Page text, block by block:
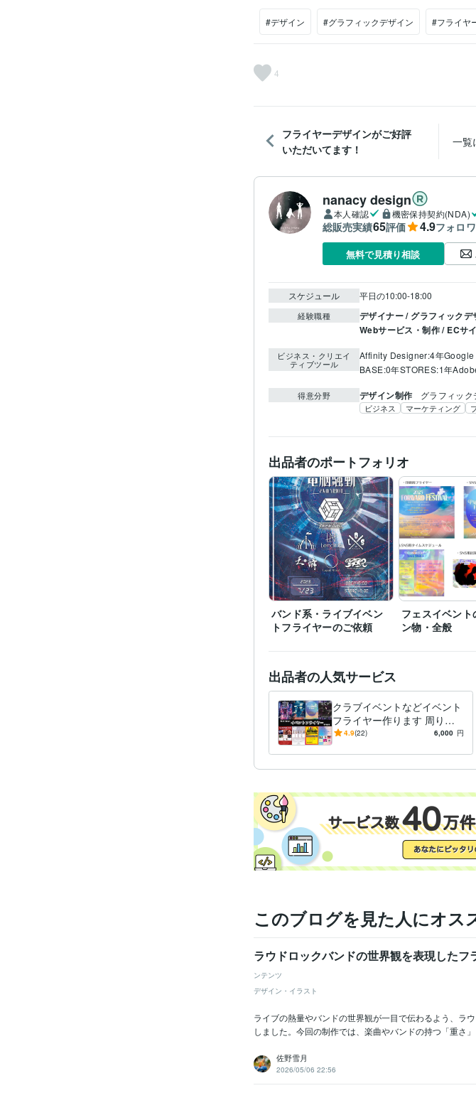
#デザイン #グラフィックデザイン #フライヤ
4
フライヤーデザインがご好評
いただいてます！
一覧
nanacy design
本人確認 機密保持契約(NDA)
総販売実績65評価 4.9フォロ
無料で見積り相談
スケジュール 平日の10:00-18:00
経験職種 デザイナー / グラフィックデ
Webサービス・制作 / ECサ
ビジネス・クリエイ
ティブツール
Affinity Designer:4年Google
BASE:0年STORES:1年
得意分野 デザイン制作 グラフィッ
ビジネス マーケティング
出品者のポートフォリオ
バンド系・ライブイベン
トフライヤーのご依頼
フェスイベント
ン物・全般
出品者の人気サービス
クラブイベントなどイベント
フライヤー作ります 周りと
差の付く、トレンド感のある
4.9(22) 6,000 円
このブログを見た人にオス
ラウドロックバンドの世界観を表現したフ
ンテンツ
デザイン・イラスト
ライブの熱量やバンドの世界観が一目で伝わるよう、ラ
しました。今回の制作では、楽曲やバンドの持つ「重さ
佐野雪月
2026/05/06 22:56